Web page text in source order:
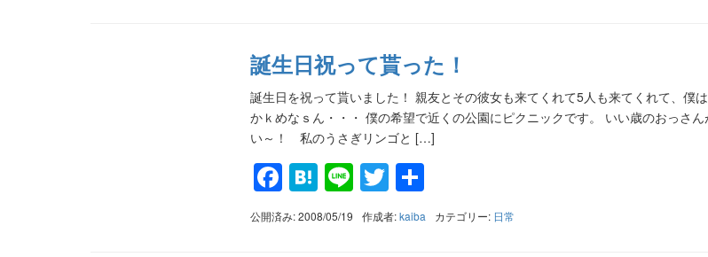
誕生日祝って貰った！
誕生日を祝って貰いました！ 親友とその彼女も来てくれて5人も来てくれて、僕
かｋめなｓん・・・ 僕の希望で近くの公園にピクニックです。 いい歳のおっさ
い～！ 私のうさぎリンゴと […]
Facebook
Hatena
LineTwitter
有
公開済み: 2008/05/19 作成者:kaiba カテゴリー: 日常